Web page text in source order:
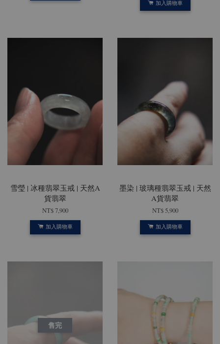
加入購物車
雪瑩 | 冰種翡翠玉戒 | 天然A
貨翡翠
NT$ 7,900
加入購物車
墨染 | 玻璃種翡翠玉戒 | 天然
A貨翡翠
NT$ 5,900
加入購物車
售完